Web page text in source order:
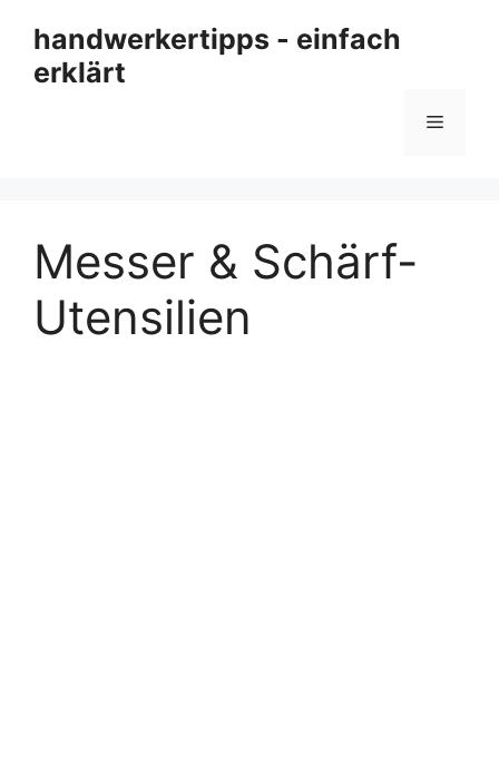
Inhalt
springen
handwerkertipps - einfach
erklärt
Menü
Messer & Schärf-
Utensilien